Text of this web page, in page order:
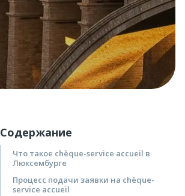
Содержание
Что такое chèque-service accueil в
Люксембурге
Процесс подачи заявки на chèque-
service accueil